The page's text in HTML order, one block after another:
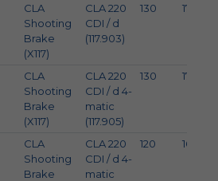
CLA
Shooting
Brake
(X117)
CLA 220
CDI / d
(117.903)
130 177
CLA
Shooting
Brake
(X117)
CLA 220
CDI / d 4-
matic
(117.905)
130 177
CLA
Shooting
Brake
CLA 220
CDI / d 4-
matic
120 163